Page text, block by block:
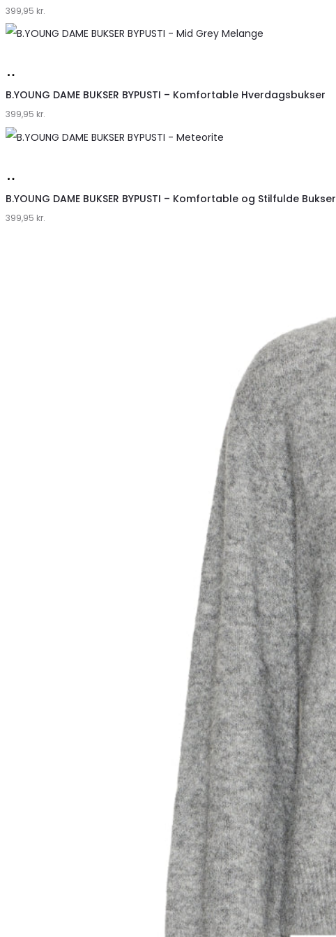
Klædeskabet.dk
399,95 kr.
hos
Klædeskabet.dk
B.YOUNG DAME BUKSER BYPUSTI – Komfortable Hverdagsbukser
399,95 kr.
hos
Klædeskabet.dk
B.YOUNG DAME BUKSER BYPUSTI – Komfortable og Stilfulde Bukser
399,95 kr.